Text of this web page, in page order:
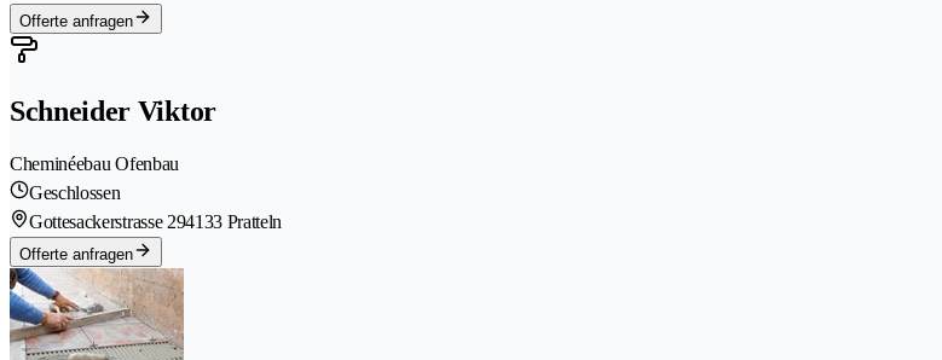
Offerte anfragen
Schneider Viktor
Cheminéebau Ofenbau
Geschlossen
Gottesackerstrasse 294133 Pratteln
Offerte anfragen